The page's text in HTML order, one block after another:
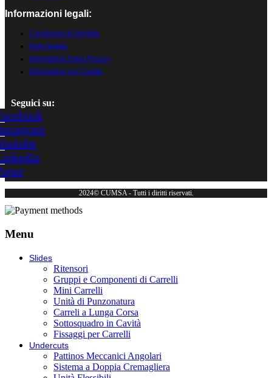
Informazioni legali:
Condizioni di Vendita
Nota legale
Informativa Sulla Privacy
Informativa sui Cookie
Seguici su:
2024© CUMSA - Tutti i diritti riservati.
Menu
Slides
Ritensori
Gruppi e Componenti di Carrelli
Mini Carrelli
Unità di Punzonatura
Carreli a Lunga Corsa
Sottosquadro in Cavità
Fissaggi per Carrelli
Undercuts
Pattinos Meccanici Angolari
Sistema a Doppia Cremagliera